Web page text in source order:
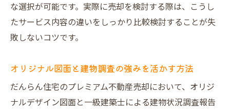
な選択が可能です。実際に売却を検討する際は、こうし
たサービス内容の違いをしっかり比較検討することが失
敗しないコツです。
オリジナル図面と建物調査の強みを活かす方法
だんらん住宅のプレミアム不動産売却において、オリジ
ナルデザイン図面と一級建築士による建物状況調査報告